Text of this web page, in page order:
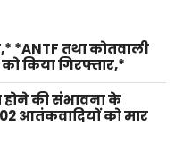
तथा कोतवाली
किया गिरफ्तार,*
की संभावना के
आतंकवादियों को मार